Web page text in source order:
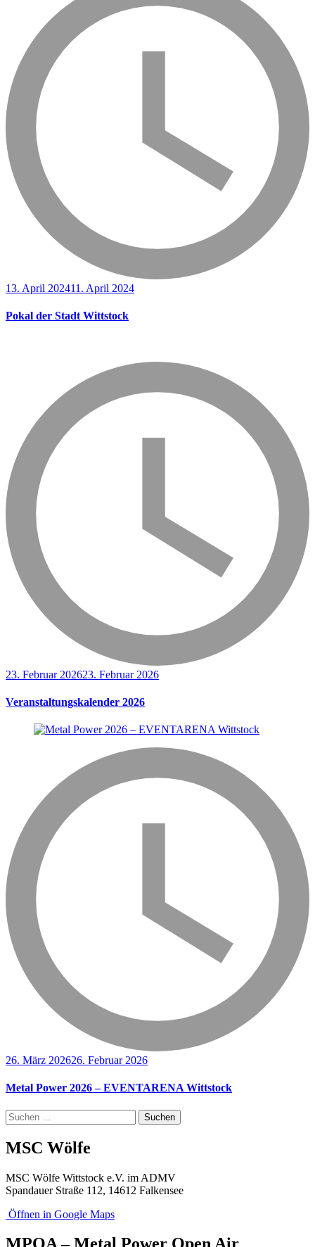
13. April 202411. April 2024
Pokal der Stadt Wittstock
23. Februar 202623. Februar 2026
Veranstaltungskalender 2026
26. März 202626. Februar 2026
Metal Power 2026 – EVENTARENA Wittstock
Suchen
nach:
MSC Wölfe
MSC Wölfe Wittstock e.V. im ADMV
Spandauer Straße 112, 14612 Falkensee
Öffnen in Google Maps